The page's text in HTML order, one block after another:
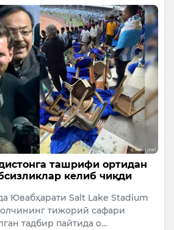
ташрифи ортидан
келиб чиқди
Ювабҳарати Salt Lake Stadium
тижорий сафари
тадбир пайтида о…